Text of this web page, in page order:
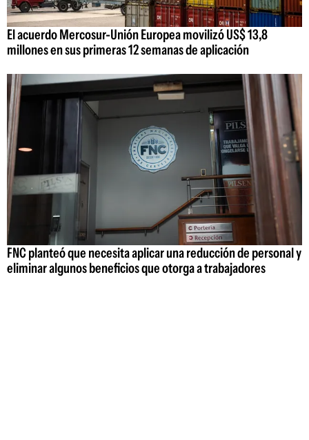
El acuerdo Mercosur-Unión Europea movilizó US$ 13,8
millones en sus primeras 12 semanas de aplicación
FNC planteó que necesita aplicar una reducción de personal y
eliminar algunos beneficios que otorga a trabajadores